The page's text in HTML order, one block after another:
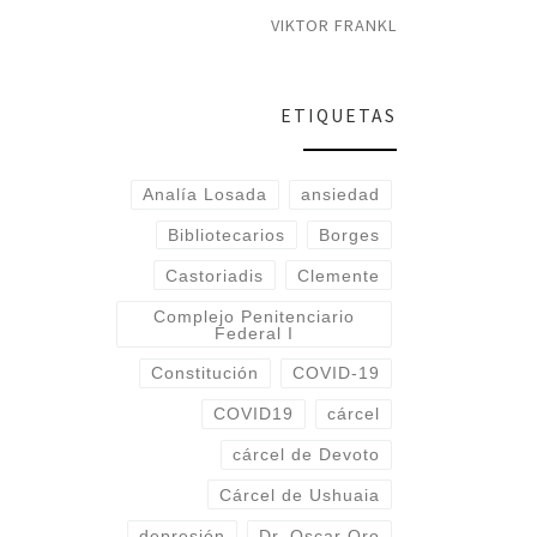
VIKTOR FRANKL
ETIQUETAS
Analía Losada ansiedad
Bibliotecarios Borges
Castoriadis Clemente
Complejo Penitenciario
Federal I
Constitución COVID-19
COVID19 cárcel
cárcel de Devoto
Cárcel de Ushuaia